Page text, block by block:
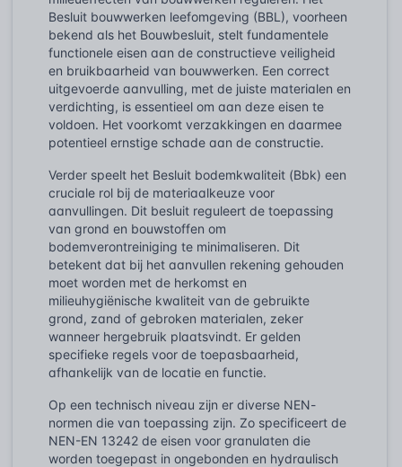
Besluit bouwwerken leefomgeving (BBL), voorheen
bekend als het Bouwbesluit, stelt fundamentele
functionele eisen aan de constructieve veiligheid
en bruikbaarheid van bouwwerken. Een correct
uitgevoerde aanvulling, met de juiste materialen en
verdichting, is essentieel om aan deze eisen te
voldoen. Het voorkomt verzakkingen en daarmee
potentieel ernstige schade aan de constructie.
Verder speelt het Besluit bodemkwaliteit (Bbk) een
cruciale rol bij de materiaalkeuze voor
aanvullingen. Dit besluit reguleert de toepassing
van grond en bouwstoffen om
bodemverontreiniging te minimaliseren. Dit
betekent dat bij het aanvullen rekening gehouden
moet worden met de herkomst en
milieuhygiënische kwaliteit van de gebruikte
grond, zand of gebroken materialen, zeker
wanneer hergebruik plaatsvindt. Er gelden
specifieke regels voor de toepasbaarheid,
afhankelijk van de locatie en functie.
Op een technisch niveau zijn er diverse NEN-
normen die van toepassing zijn. Zo specificeert de
NEN-EN 13242 de eisen voor granulaten die
worden toegepast in ongebonden en hydraulisch